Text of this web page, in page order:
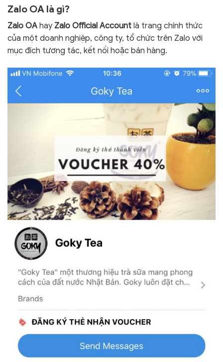
Zalo OA là gì?
Zalo OA hay Zalo Official Account là trang chính thức
của một doanh nghiệp, công ty, tổ chức trên Zalo với
mục đích tương tác, kết nối hoặc bán hàng.